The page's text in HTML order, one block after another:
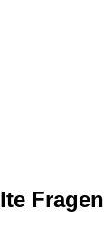
Fragen